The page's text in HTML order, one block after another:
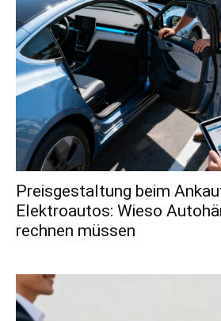
Preisgestaltung beim
Elektroautos: Wieso
rechnen müssen